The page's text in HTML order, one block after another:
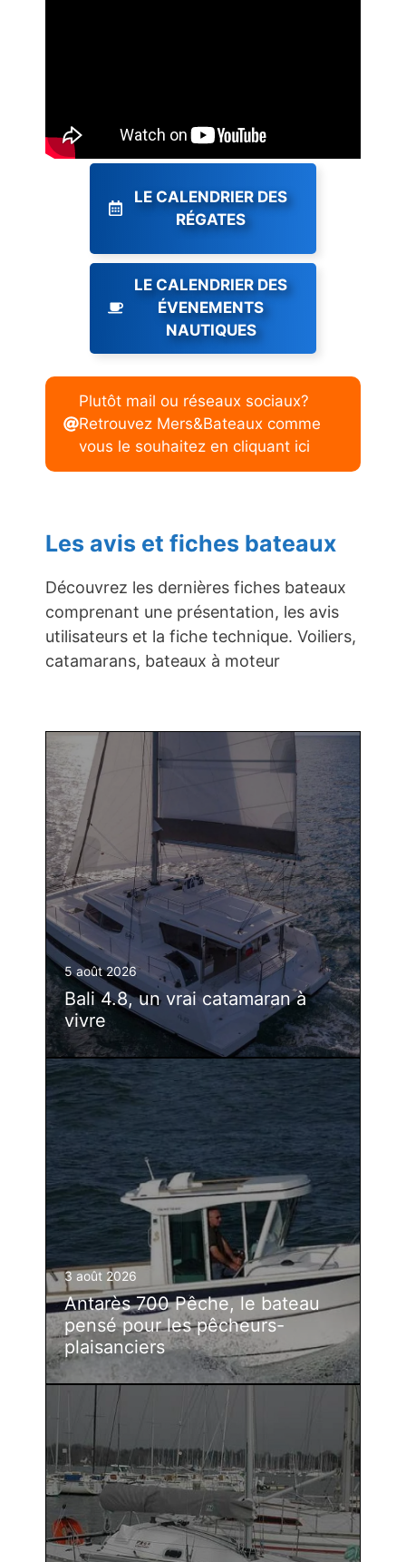
LE CALENDRIER DES
RÉGATES
LE CALENDRIER DES
ÉVENEMENTS
NAUTIQUES
Plutôt mail ou réseaux sociaux?
Retrouvez Mers&Bateaux comme
vous le souhaitez en cliquant ici
Les avis et fiches bateaux
Découvrez les dernières fiches bateaux
comprenant une présentation, les avis
utilisateurs et la fiche technique. Voiliers,
catamarans, bateaux à moteur
5 août 2026
Bali 4.8, un vrai catamaran à
vivre
3 août 2026
Antarès 700 Pêche, le bateau
pensé pour les pêcheurs-
plaisanciers